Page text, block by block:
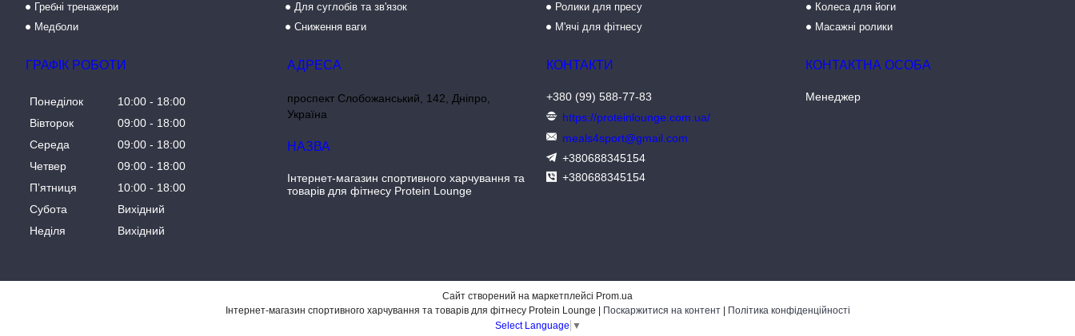
Гребні тренажери
Медболи
Для суглобів та зв'язок
Сниження ваги
Ролики для пресу
М'ячі для фітнесу
Колеса для йоги
Масажні ролики
ГРАФІК РОБОТИ
Понеділок 10:00
18:00
Вівторок
09:00
18:00
Середа
09:00
18:00
Четвер
09:00
18:00
Пʼятниця
10:00
18:00
Субота
Вихідний
Неділя
Вихідний
проспект Слобожанський, 142, Дніпро,
Україна
Інтернет-магазин спортивного харчування та
товарів для фітнесу Protein Lounge
+380 (99) 588-77-83
https://proteinlounge.com.ua/
meals4sport@gmail.com
+380688345154
+380688345154
Менеджер
Сайт створений на маркетплейсі Prom.ua
Поскаржитися на контент
Політика конфіденційності
Select Language ▼